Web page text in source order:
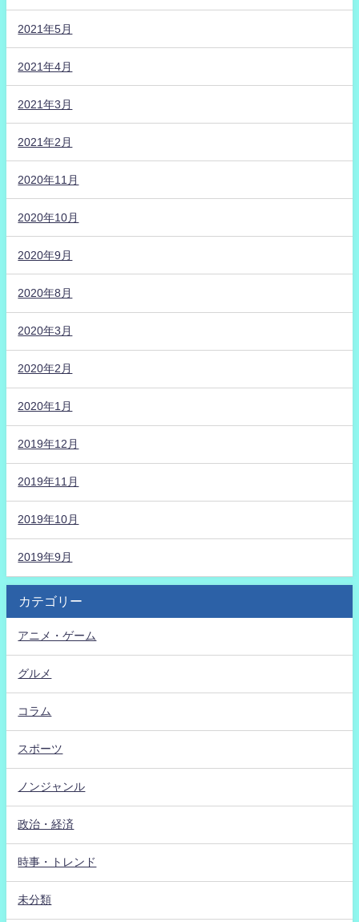
2021年5月
2021年4月
2021年3月
2021年2月
2020年11月
2020年10月
2020年9月
2020年8月
2020年3月
2020年2月
2020年1月
2019年12月
2019年11月
2019年10月
2019年9月
カテゴリー
アニメ・ゲーム
グルメ
コラム
スポーツ
ノンジャンル
政治・経済
時事・トレンド
未分類